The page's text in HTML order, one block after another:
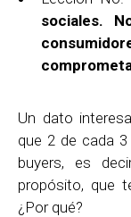
sociales.
Un dato
que 2 de cada
buyers, es
propósito, que
¿Por qué?